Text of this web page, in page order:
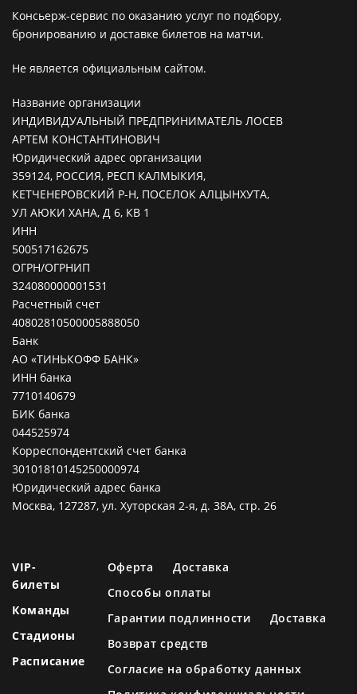
Консьерж-сервис по оказанию услуг по подбору,
бронированию и доставке билетов на матчи.
Не является официальным сайтом.
Название организации
ИНДИВИДУАЛЬНЫЙ ПРЕДПРИНИМАТЕЛЬ ЛОСЕВ
АРТЕМ КОНСТАНТИНОВИЧ
Юридический адрес организации
359124, РОССИЯ, РЕСП КАЛМЫКИЯ,
КЕТЧЕНЕРОВСКИЙ Р-Н, ПОСЕЛОК АЛЦЫНХУТА,
УЛ АЮКИ ХАНА, Д 6, КВ 1
ИНН
500517162675
ОГРН/ОГРНИП
324080000001531
Расчетный счет
40802810500005888050
Банк
АО «ТИНЬКОФФ БАНК»
ИНН банка
7710140679
БИК банка
044525974
Корреспондентский счет банка
30101810145250000974
Юридический адрес банка
Москва, 127287, ул. Хуторская 2-я, д. 38А, стр. 26
VIP-
билеты
Команды
Стадионы
Расписание
Оферта
Доставка
Способы оплаты
Гарантии подлинности
Доставка
Возврат средств
Согласие на обработку данных